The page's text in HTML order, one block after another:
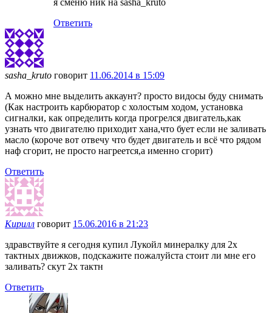
я сменю ник на sasha_kruto
Ответить
sasha_kruto говорит 11.06.2014 в 15:09
А можно мне выделить аккаунт? просто видосы буду снимать
(Как настроить карбюратор с холостым ходом, установка
сигналки, как определить когда прогрелся двигатель,как
узнать что двигателю приходит хана,что бует если не заливать
масло (короче вот отвечу что будет двигатель и всё что рядом
наф сгорит, не просто нагреется,а именно сгорит)
Ответить
Кирилл говорит 15.06.2016 в 21:23
здравствуйте я сегодня купил Лукойл минералку для 2х
тактных движков, подскажите пожалуйста стоит ли мне его
заливать? скут 2х тактн
Ответить